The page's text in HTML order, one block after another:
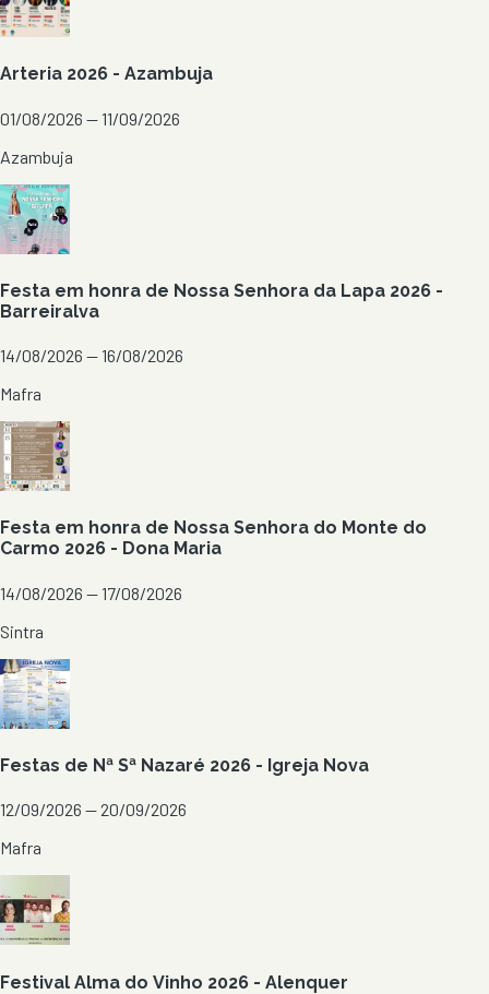
Arteria 2026 - Azambuja
01/08/2026 — 11/09/2026
Azambuja
Festa em honra de Nossa Senhora da Lapa 2026 -
Barreiralva
14/08/2026 — 16/08/2026
Mafra
Festa em honra de Nossa Senhora do Monte do
Carmo 2026 - Dona Maria
14/08/2026 — 17/08/2026
Sintra
Festas de Nª Sª Nazaré 2026 - Igreja Nova
12/09/2026 — 20/09/2026
Mafra
Festival Alma do Vinho 2026 - Alenquer